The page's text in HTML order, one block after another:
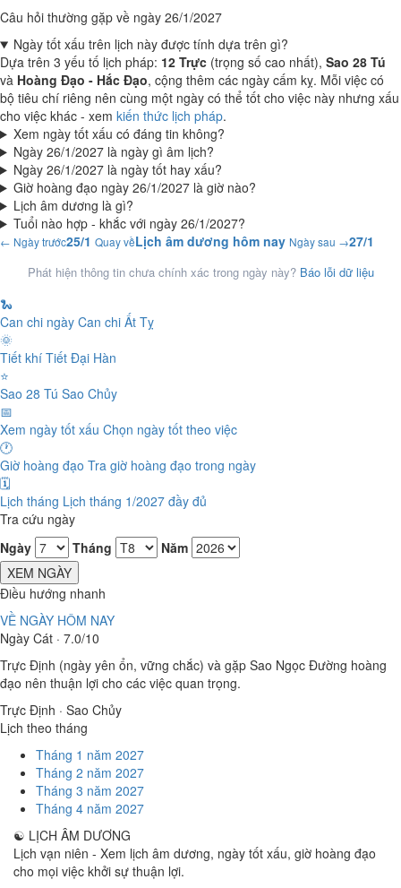
Câu hỏi thường gặp về ngày 26/1/2027
Ngày tốt xấu trên lịch này được tính dựa trên gì?
Dựa trên 3 yếu tố lịch pháp: 12 Trực (trọng số cao nhất), Sao 28 Tú
và Hoàng Đạo - Hắc Đạo, cộng thêm các ngày cấm kỵ. Mỗi việc có
bộ tiêu chí riêng nên cùng một ngày có thể tốt cho việc này nhưng xấu
cho việc khác - xem kiến thức lịch pháp.
Xem ngày tốt xấu có đáng tin không?
Ngày 26/1/2027 là ngày gì âm lịch?
Ngày 26/1/2027 là ngày tốt hay xấu?
Giờ hoàng đạo ngày 26/1/2027 là giờ nào?
Lịch âm dương là gì?
Tuổi nào hợp - khắc với ngày 26/1/2027?
← Ngày trước25/1 Quay vềLịch âm dương hôm nay Ngày sau →27/1
Phát hiện thông tin chưa chính xác trong ngày này? Báo lỗi dữ liệu
🐍
Can chi ngày Can chi Ất Tỵ
🌞
Tiết khí Tiết Đại Hàn
⭐
Sao 28 Tú Sao Chủy
📅
Xem ngày tốt xấu Chọn ngày tốt theo việc
🕐
Giờ hoàng đạo Tra giờ hoàng đạo trong ngày
🗓️
Lịch tháng Lịch tháng 1/2027 đầy đủ
Tra cứu ngày
Ngày
Tháng
Năm
XEM NGÀY
Điều hướng nhanh
VỀ NGÀY HÔM NAY
Ngày Cát · 7.0/10
Trực Định (ngày yên ổn, vững chắc) và gặp Sao Ngọc Đường hoàng
đạo nên thuận lợi cho các việc quan trọng.
Trực Định · Sao Chủy
Lịch theo tháng
Tháng 1 năm 2027
Tháng 2 năm 2027
Tháng 3 năm 2027
Tháng 4 năm 2027
☯ LỊCH ÂM DƯƠNG
Lịch vạn niên - Xem lịch âm dương, ngày tốt xấu, giờ hoàng đạo
cho mọi việc khởi sự thuận lợi.